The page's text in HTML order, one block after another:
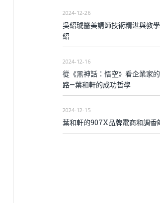
2024-12-26
吳紹琥醫美講師技術精湛與教
紹
2024-12-16
從《黑神話：悟空》看企業家
路—葉和軒的成功哲學
2024-12-15
葉和軒的907X品牌電商和調香